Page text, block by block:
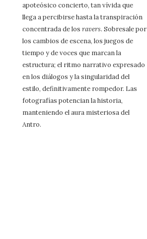
apoteósico concierto, tan vívida que
llega a percibirse hasta la transpiración
concentrada de los ravers. Sobresale por
los cambios de escena, los juegos de
tiempo y de voces que marcan la
estructura; el ritmo narrativo expresado
en los diálogos y la singularidad del
estilo, definitivamente rompedor. Las
fotografías potencian la historia,
manteniendo el aura misteriosa del
Antro.